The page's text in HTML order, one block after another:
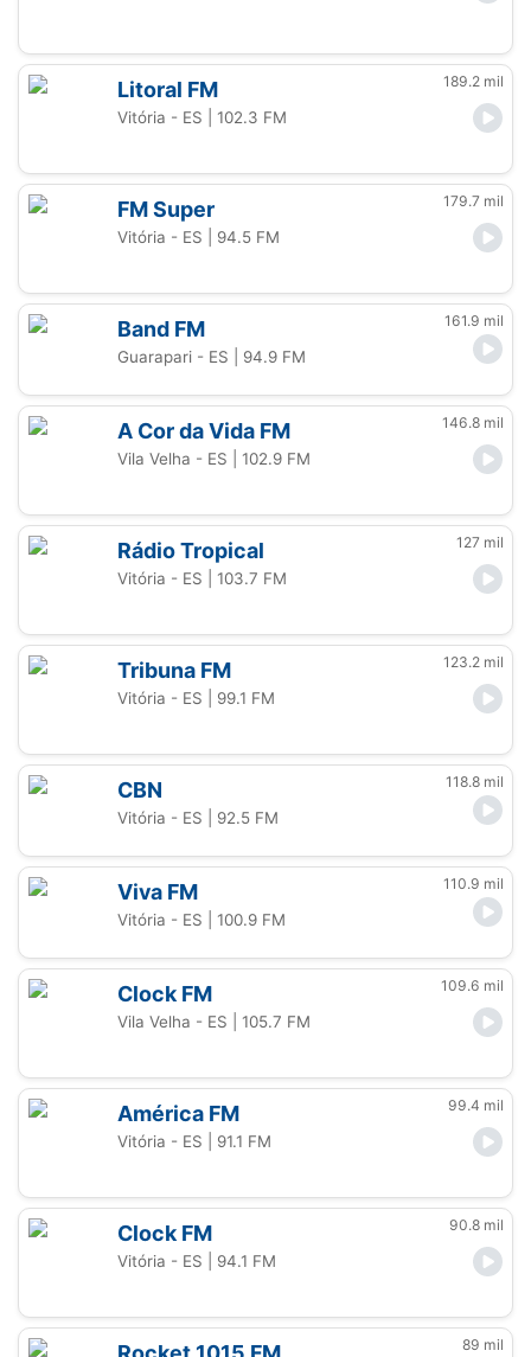
Litoral FM 189.2 mil
Vitória - ES | 102.3 FM
FM Super 179.7 mil
Vitória - ES | 94.5 FM
Band FM 161.9 mil
Guarapari - ES | 94.9 FM
A Cor da Vida FM 146.8 mil
Vila Velha - ES | 102.9 FM
Rádio Tropical 127 mil
Vitória - ES | 103.7 FM
Tribuna FM 123.2 mil
Vitória - ES | 99.1 FM
CBN 118.8 mil
Vitória - ES | 92.5 FM
Viva FM 110.9 mil
Vitória - ES | 100.9 FM
Clock FM 109.6 mil
Vila Velha - ES | 105.7 FM
América FM 99.4 mil
Vitória - ES | 91.1 FM
Clock FM 90.8 mil
Vitória - ES | 94.1 FM
89 mil